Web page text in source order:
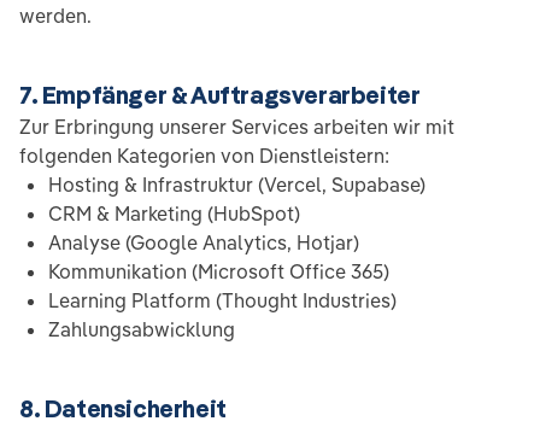
werden.
7. Empfänger & Auftragsverarbeiter
Zur Erbringung unserer Services arbeiten wir mit
folgenden Kategorien von Dienstleistern:
Hosting & Infrastruktur (Vercel, Supabase)
CRM & Marketing (HubSpot)
Analyse (Google Analytics, Hotjar)
Kommunikation (Microsoft Office 365)
Learning Platform (Thought Industries)
Zahlungsabwicklung
8. Datensicherheit